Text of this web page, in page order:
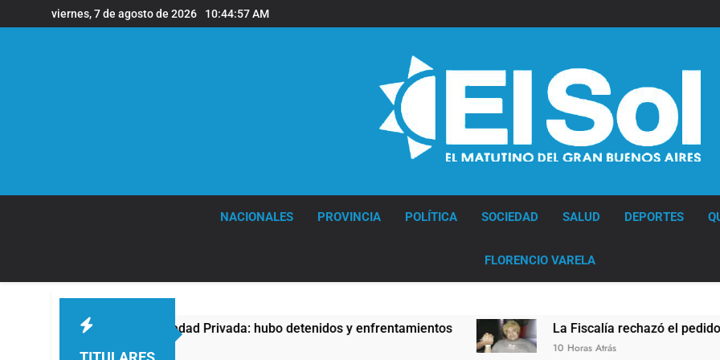
al
viernes, 7 de agosto de 2026 10:44:58 AM
NACIONALES PROVINCIA POLÍTICA SOCIEDAD SALUD DEPORTES
FLORENCIO VARELA
Propiedad Privada: hubo detenidos y enfrentamientos La Fiscalía rechazó el pedido para suspender el
10 Horas Atrás